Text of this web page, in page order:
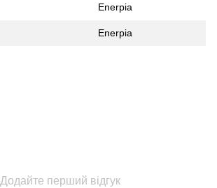
Enerpia
Enerpia
Додайте перший відгук